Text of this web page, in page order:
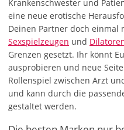
Krankenschwester und
eine neue erotische
Deinen Partner doch einmal
Sexspielzeugen und
Grenzen gesetzt. Ihr könnt
ausprobieren und neue
Rollenspiel zwischen Arzt
und kann durch die
gestaltet werden.